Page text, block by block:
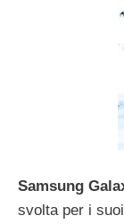
Samsung
svolta per i